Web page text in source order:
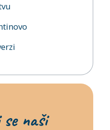
naši